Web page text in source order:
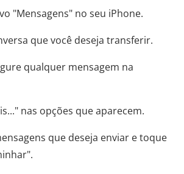
"Mensagens" no seu iPhone.
que você deseja transferir.
qualquer mensagem na
nas opções que aparecem.
que deseja enviar e toque